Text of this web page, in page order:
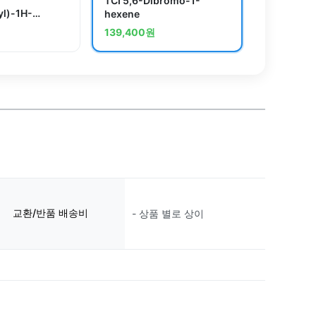
1H-
hexene
139,400원
교환/반품 배송비 - 상품 별로 상이